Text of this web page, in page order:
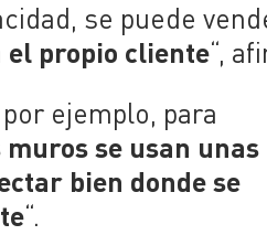
se puede
el propio cliente“,
ejemplo, para
se usan unas
bien donde se
“.